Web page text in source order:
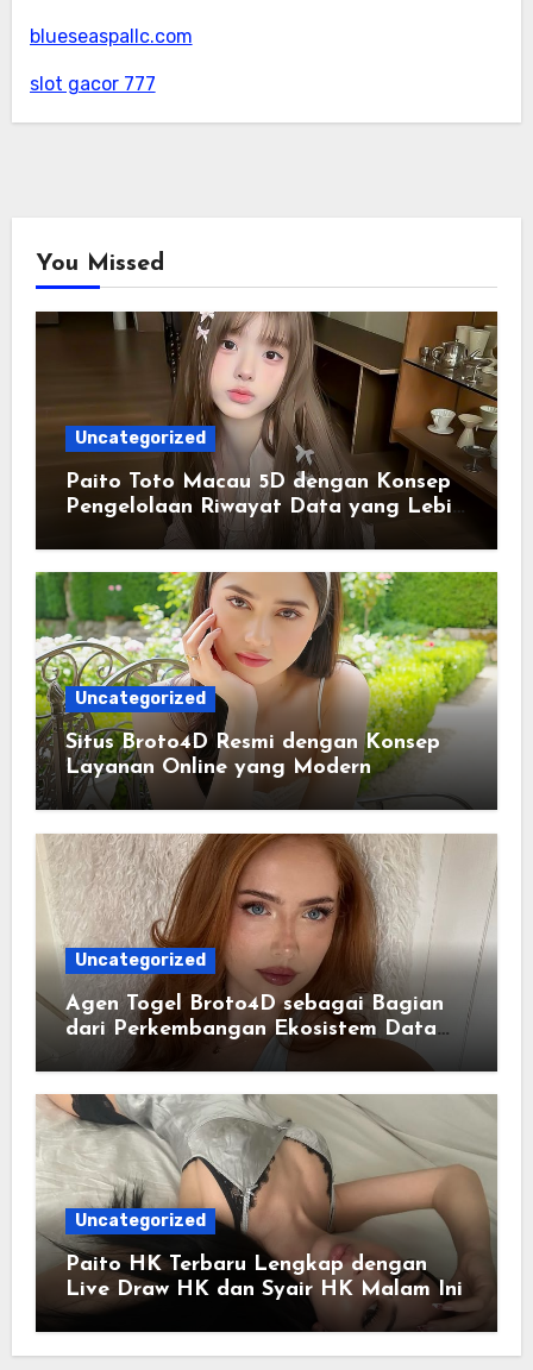
blueseaspallc.com
slot gacor 777
You Missed
Uncategorized
Paito Toto Macau 5D dengan Konsep
Pengelolaan Riwayat Data yang Lebih
Lengkap dan Sistematis
Uncategorized
Situs Broto4D Resmi dengan Konsep
Layanan Online yang Modern
Uncategorized
Agen Togel Broto4D sebagai Bagian
dari Perkembangan Ekosistem Data
Digital Saat Ini
Uncategorized
Paito HK Terbaru Lengkap dengan
Live Draw HK dan Syair HK Malam Ini